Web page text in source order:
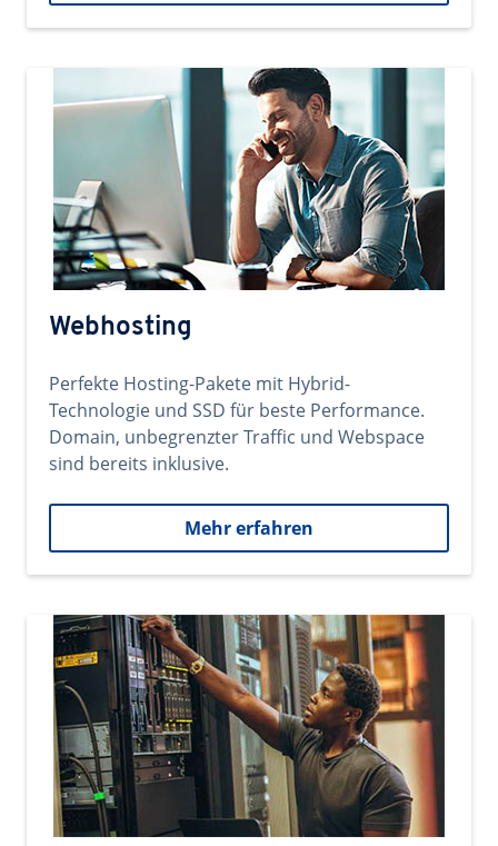
Webhosting
Perfekte Hosting-Pakete mit Hybrid-
Technologie und SSD für beste Performance.
Domain, unbegrenzter Traffic und Webspace
sind bereits inklusive.
Mehr erfahren